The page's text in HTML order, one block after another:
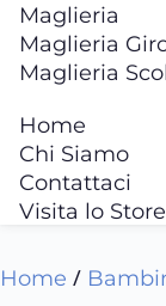
Maglieria
Maglieria
Maglieria
Home
Chi Siamo
Contattaci
Visita lo Store
Home /